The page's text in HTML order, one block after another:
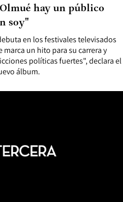
en los festivales televisados
un hito para su carrera y
políticas fuertes", declara el
álbum.
hay un público
soy"